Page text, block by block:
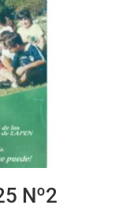
Nº2